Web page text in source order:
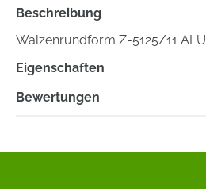
Beschreibung
Walzenrundform Z-5125/11 ALU
Eigenschaften
Bewertungen